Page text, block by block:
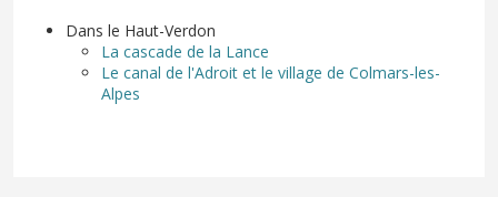
Dans le Haut-Verdon
La cascade de la Lance
Le canal de l'Adroit et le village de Colmars-les-
Alpes